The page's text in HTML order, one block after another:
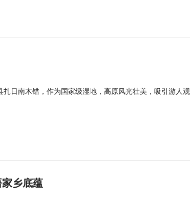
扎日南木错，作为国家级湿地，高原风光壮美，吸引游人观
乡底蕴